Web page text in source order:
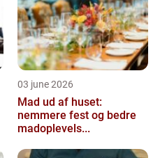
03 june 2026
Mad ud af huset:
nemmere fest og bedre
madoplevels...